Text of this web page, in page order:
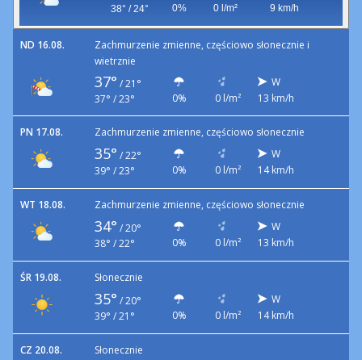
38° / 24°
0% 0 l/m²
9 km/h
ND 16.08.
Zachmurzenie zmienne, częściowo słonecznie i
wietrznie
37° / 21°
37° / 23°
0% 0 l/m²
W
13 km/h
PN 17.08. Zachmurzenie zmienne, częściowo słonecznie
35° / 22°
39° / 23°
0% 0 l/m²
W
14 km/h
WT 18.08. Zachmurzenie zmienne, częściowo słonecznie
34° / 20°
38° / 22°
0% 0 l/m²
W
13 km/h
ŚR 19.08. Słonecznie
35° / 20°
39° / 21°
0% 0 l/m²
W
14 km/h
CZ 20.08. Słonecznie